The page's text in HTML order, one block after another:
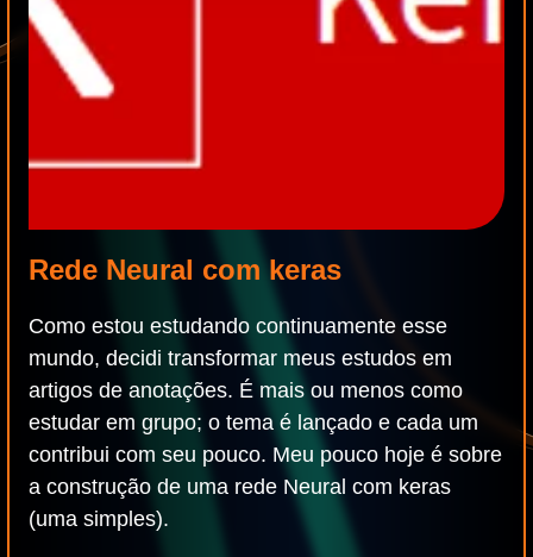
Rede Neural com keras
Como estou estudando continuamente esse
mundo, decidi transformar meus estudos em
artigos de anotações. É mais ou menos como
estudar em grupo; o tema é lançado e cada um
contribui com seu pouco. Meu pouco hoje é sobre
a construção de uma rede Neural com keras
(uma simples).